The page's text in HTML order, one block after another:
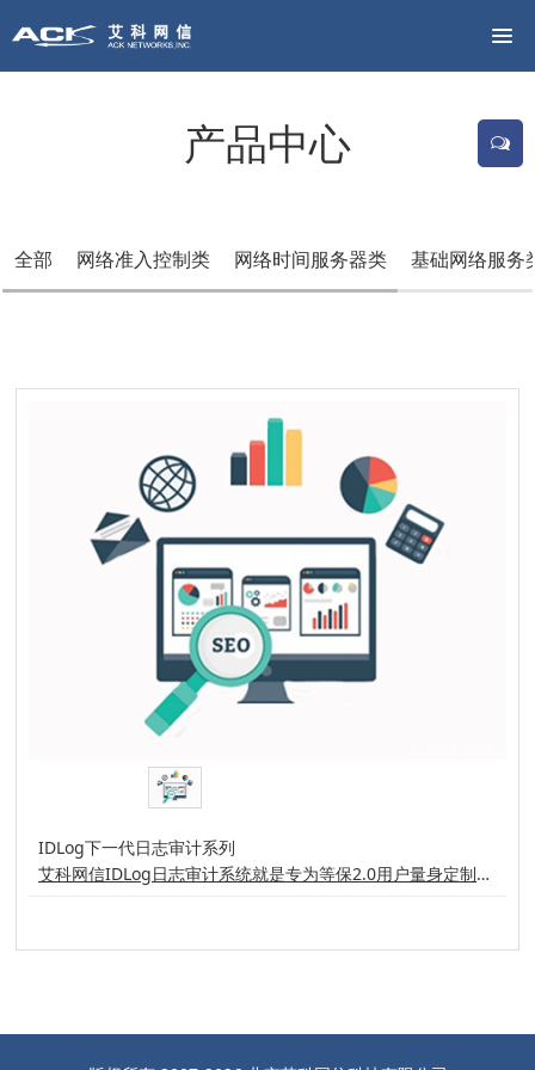
产品中心
全部 网络准入控制类 网络时间服务器类 基础网络服务
IDLog下一代日志审计系列
艾科网信IDLog日志审计系统就是专为等保2.0用户量身定制，采用NoSQL数据存储结构，兼容所有厂商日志格式和数据流格式，通过大数据分析与搜索技术，进行日志及行为的关联分析，生成安全事件的联动报警，为安全事故的责任追查、故障定位提供有力的技术手段。